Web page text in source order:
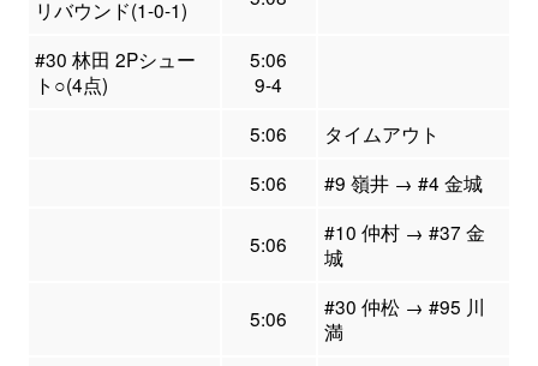
リバウンド(1-0-1)
#30 林田 2Pシュー
ト○(4点)
5:06
9-4
5:06
タイムアウト
5:06
#9 嶺井 → #4 金城
5:06
#10 仲村 → #37 金
城
5:06
#30 仲松 → #95 川
満